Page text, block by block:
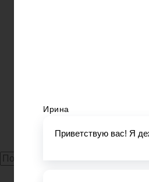
Судебные приставы
Задать вопрос юристу